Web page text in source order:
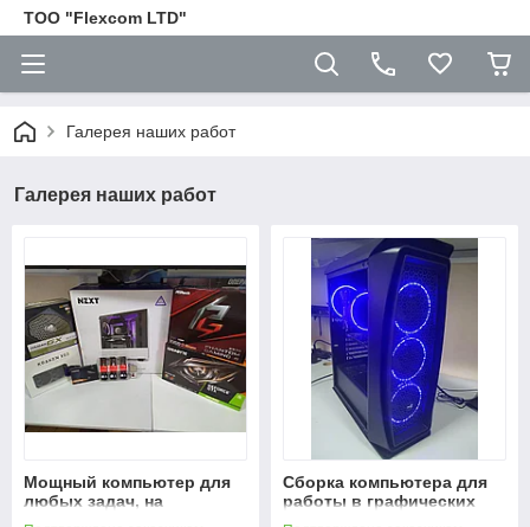
ТОО "Flexcom LTD"
Галерея наших работ
Галерея наших работ
Мощный компьютер для
любых задач, на
Сборка компьютера для
работы в графических